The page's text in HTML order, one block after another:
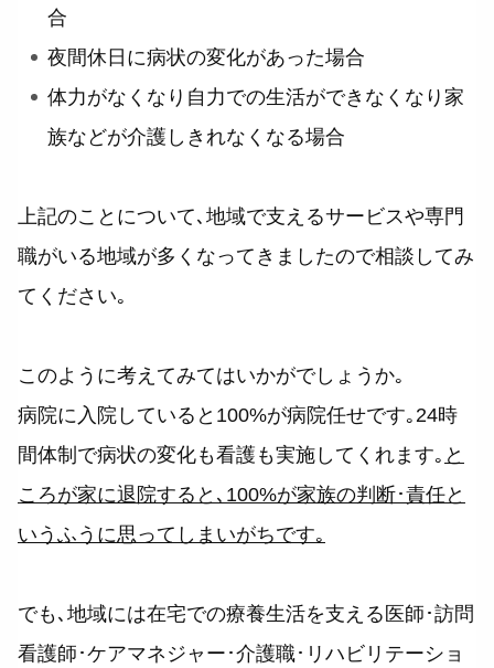
合
夜間休日に病状の変化があった場合
体力がなくなり自力での生活ができなくなり家
族などが介護しきれなくなる場合
上記のことについて､地域で支えるサービスや専門
職がいる地域が多くなってきましたので相談してみ
てください｡
このように考えてみてはいかがでしょうか｡
病院に入院していると100%が病院任せです｡24時
間体制で病状の変化も看護も実施してくれます｡ と
ころが家に退院すると､100%が家族の判断･責任と
いうふうに思ってしまいがちです｡
でも､地域には在宅での療養生活を支える医師･訪問
看護師･ケアマネジャー･介護職･リハビリテーショ